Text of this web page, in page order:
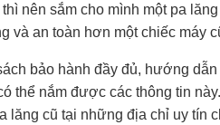
nên sắm cho mình một pa
và an toàn hơn một chiếc máy
bảo hành đầy đủ, hướng
thể nắm được các thông tin
lăng cũ tại những địa chỉ uy tín